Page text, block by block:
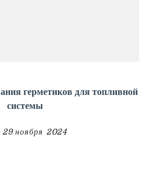
герметиков для топливной
системы
29 ноября 2024